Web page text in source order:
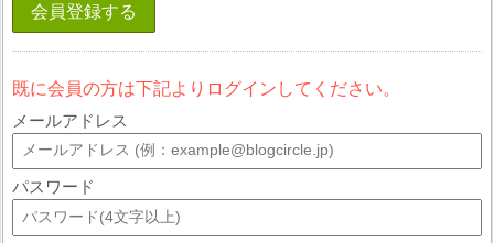
会員登録する
既に会員の方は下記よりログインしてください。
メールアドレス
パスワード